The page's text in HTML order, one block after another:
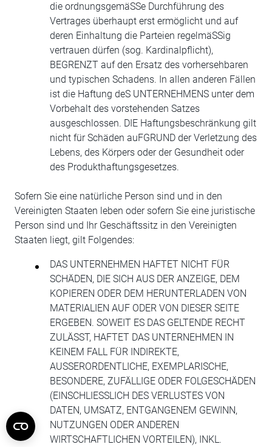
die ordnungsgemäSSe Durchführung des
Vertrages überhaupt erst ermöglicht und auf
deren Einhaltung die Parteien regelmäSSig
vertrauen dürfen (sog. Kardinalpflicht),
BEGRENZT auf den Ersatz des vorhersehbaren
und typischen Schadens. In allen anderen Fällen
ist die Haftung deS UNTERNEHMENS unter dem
Vorbehalt des vorstehenden Satzes
ausgeschlossen. DIE Haftungsbeschränkung gilt
nicht für Schäden auFGRUND der Verletzung des
Lebens, des Körpers oder der Gesundheit oder
des Produkthaftungsgesetzes.
Sofern Sie eine natürliche Person sind und in den
Vereinigten Staaten leben oder sofern Sie eine juristische
Person sind und Ihr Geschäftssitz in den Vereinigten
Staaten liegt, gilt Folgendes:
DAS UNTERNEHMEN HAFTET NICHT FÜR
SCHÄDEN, DIE SICH AUS DER ANZEIGE, DEM
KOPIEREN ODER DEM HERUNTERLADEN VON
MATERIALIEN AUF ODER VON DIESER SEITE
ERGEBEN. SOWEIT ES DAS GELTENDE RECHT
ZULÄSST, HAFTET DAS UNTERNEHMEN IN
KEINEM FALL FÜR INDIREKTE,
AUSSERORDENTLICHE, EXEMPLARISCHE,
BESONDERE, ZUFÄLLIGE ODER FOLGESCHÄDEN
(EINSCHLIESSLICH DES VERLUSTES VON
DATEN, UMSATZ, ENTGANGENEM GEWINN,
NUTZUNGEN ODER ANDEREN
WIRTSCHAFTLICHEN VORTEILEN), INKL.